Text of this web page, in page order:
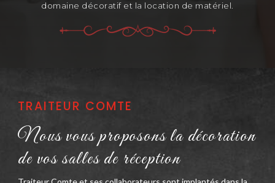
domaine décoratif et la location de matériel.
TRAITEUR COMTE
Nous vous proposons la décoration
de vos salles de réception